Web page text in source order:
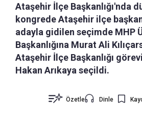
Ataşehir İlçe Başkanlığı'nda
kongrede Ataşehir ilçe
adayla gidilen seçimde MHP
Başkanlığına Murat Ali
Ataşehir İlçe Başkanlığı
Hakan Arıkaya seçildi.
Özetle Dinle